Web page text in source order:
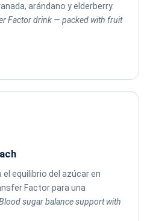
arándano y elderberry.
Factor drink — packed with fruit
equilibrio del azúcar en
Factor para una
sugar balance support with